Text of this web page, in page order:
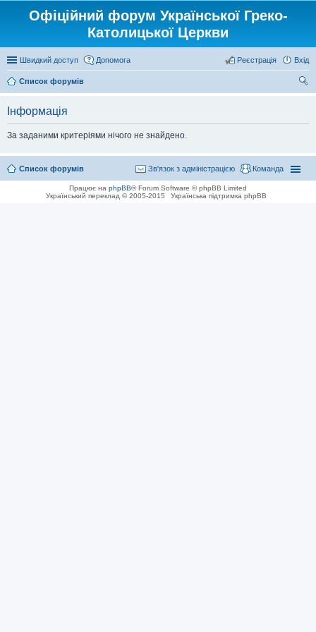
Офіційний форум Української Греко-
Католицької Церкви
Швидкий доступ Допомога Вхід
Реєстрація
Список форумів
Інформація
За заданими критеріями нічого не знайдено.
Список форумів Команда
Зв'язок з адміністрацією
Працює на phpBB® Forum Software © phpBB Limited
Український переклад © 2005-2015
Українська підтримка phpBB